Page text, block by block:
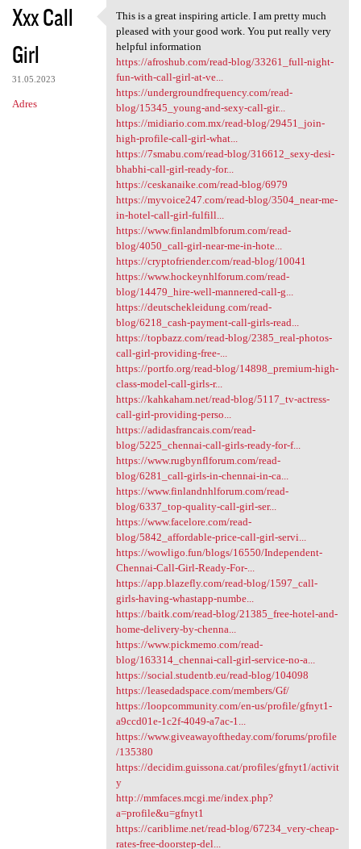
Xxx Call
Girl
31.05.2023
Adres
This is a great inspiring
This is a great inspiring article. I am pretty much
pleased with your good work. You put really very
helpful information
https://afroshub.com/read-blog/33261_full-night-
fun-with-call-girl-at-ve...
https://undergroundfrequency.com/read-
blog/15345_young-and-sexy-call-gir...
https://midiario.com.mx/read-blog/29451_join-
high-profile-call-girl-what...
https://7smabu.com/read-blog/316612_sexy-desi-
bhabhi-call-girl-ready-for...
https://ceskanaike.com/read-blog/6979
https://myvoice247.com/read-blog/3504_near-me-
in-hotel-call-girl-fulfill...
https://www.finlandmlbforum.com/read-
blog/4050_call-girl-near-me-in-hote...
https://cryptofriender.com/read-blog/10041
https://www.hockeynhlforum.com/read-
blog/14479_hire-well-mannered-call-g...
https://deutschekleidung.com/read-
blog/6218_cash-payment-call-girls-read...
https://topbazz.com/read-blog/2385_real-photos-
call-girl-providing-free-...
https://portfo.org/read-blog/14898_premium-high-
class-model-call-girls-r...
https://kahkaham.net/read-blog/5117_tv-actress-
call-girl-providing-perso...
https://adidasfrancais.com/read-
blog/5225_chennai-call-girls-ready-for-f...
https://www.rugbynflforum.com/read-
blog/6281_call-girls-in-chennai-in-ca...
https://www.finlandnhlforum.com/read-
blog/6337_top-quality-call-girl-ser...
https://www.facelore.com/read-
blog/5842_affordable-price-call-girl-servi...
https://wowligo.fun/blogs/16550/Independent-
Chennai-Call-Girl-Ready-For-...
https://app.blazefly.com/read-blog/1597_call-
girls-having-whastapp-numbe...
https://baitk.com/read-blog/21385_free-hotel-and-
home-delivery-by-chenna...
https://www.pickmemo.com/read-
blog/163314_chennai-call-girl-service-no-a...
https://social.studentb.eu/read-blog/104098
https://leasedadspace.com/members/Gf/
https://loopcommunity.com/en-us/profile/gfnyt1-
a9ccd01e-1c2f-4049-a7ac-1...
https://www.giveawayoftheday.com/forums/profile
/135380
https://decidim.guissona.cat/profiles/gfnyt1/activit
y
http://mmfaces.mcgi.me/index.php?
a=profile&u=gfnyt1
https://cariblime.net/read-blog/67234_very-cheap-
rates-free-doorstep-del...